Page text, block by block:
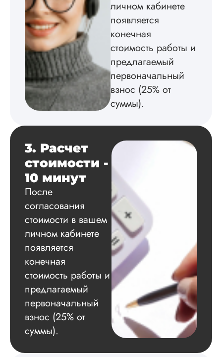
оформление.
самостоятельно
подобрал
обосновал
методологию
по результатам
Благодарна.
Диссертация
2024-11-20
Удобная форма
оплаты, есть
официальный
работу выполнили
оговоренные
сдачи,
оформили в
соответствии с
Взаимодействие с
личном кабинете
появляется
конечная
стоимость работы и
предлагаемый
первоначальный
взнос (25% от
суммы).
3. Расчет
стоимости -
10 минут
После
согласования
стоимости в вашем
личном кабинете
появляется
конечная
стоимость работы и
предлагаемый
первоначальный
взнос (25% от
суммы).